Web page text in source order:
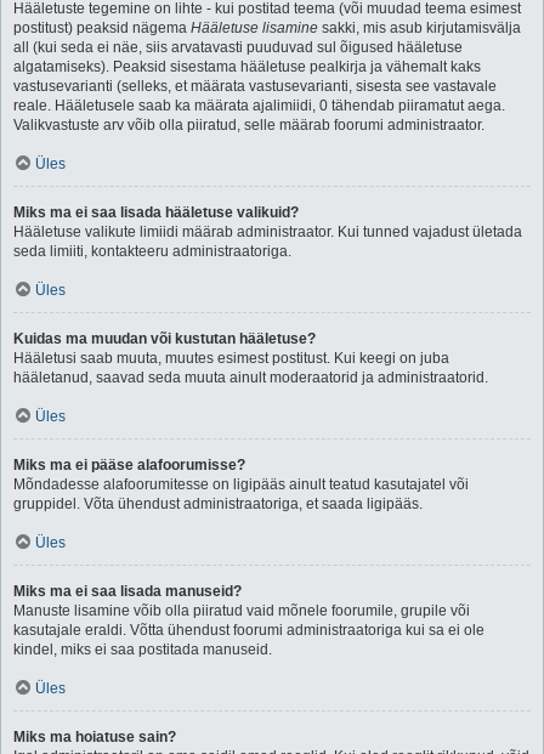
Hääletuste tegemine on lihte - kui postitad teema (või muudad teema esimest
postitust) peaksid nägema Hääletuse lisamine sakki, mis asub kirjutamisvälja
all (kui seda ei näe, siis arvatavasti puuduvad sul õigused hääletuse
algatamiseks). Peaksid sisestama hääletuse pealkirja ja vähemalt kaks
vastusevarianti (selleks, et määrata vastusevarianti, sisesta see vastavale
reale. Hääletusele saab ka määrata ajalimiidi, 0 tähendab piiramatut aega.
Valikvastuste arv võib olla piiratud, selle määrab foorumi administraator.
Üles
Miks ma ei saa lisada hääletuse valikuid?
Hääletuse valikute limiidi määrab administraator. Kui tunned vajadust ületada
seda limiiti, kontakteeru administraatoriga.
Üles
Kuidas ma muudan või kustutan hääletuse?
Hääletusi saab muuta, muutes esimest postitust. Kui keegi on juba
hääletanud, saavad seda muuta ainult moderaatorid ja administraatorid.
Üles
Miks ma ei pääse alafoorumisse?
Mõndadesse alafoorumitesse on ligipääs ainult teatud kasutajatel või
gruppidel. Võta ühendust administraatoriga, et saada ligipääs.
Üles
Miks ma ei saa lisada manuseid?
Manuste lisamine võib olla piiratud vaid mõnele foorumile, grupile või
kasutajale eraldi. Võtta ühendust foorumi administraatoriga kui sa ei ole
kindel, miks ei saa postitada manuseid.
Üles
Miks ma hoiatuse sain?